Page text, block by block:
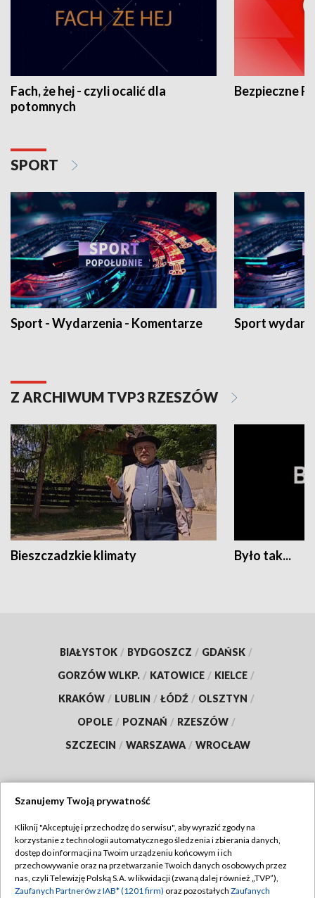
Fach, że hej - czyli ocalić dla
potomnych
Bezpieczne
SPORT
Sport - Wydarzenia - Komentarze Sport
Z ARCHIWUM TVP3 RZESZÓW
Bieszczadzkie klimaty Było tak...
BIAŁYSTOK / BYDGOSZCZ / GDAŃSK /
GORZÓW WLKP. / KATOWICE / KIELCE /
KRAKÓW / LUBLIN / ŁÓDŹ / OLSZTYN /
OPOLE / POZNAŃ / RZESZÓW /
SZCZECIN / WARSZAWA / WROCŁAW
TVP
Abonament TVP
Emisja w TVP
Regulamin TVP
Polityka prywatności
Szanujemy Twoją prywatność
Kliknij "Akceptuję i przechodzę do serwisu", aby wyrazić zgody na
korzystanie z technologii automatycznego śledzenia i zbierania danych,
dostęp do informacji na Twoim urządzeniu końcowym i ich
przechowywanie oraz na przetwarzanie Twoich danych osobowych przez
nas, czyli Telewizję Polską S.A. w likwidacji (zwaną dalej również „TVP”),
Zaufanych Partnerów z IAB* (1201 firm) oraz pozostałych Zaufanych